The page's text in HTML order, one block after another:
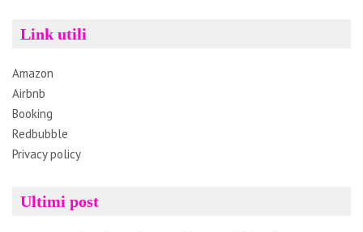
Link utili
Amazon
Airbnb
Booking
Redbubble
Privacy policy
Ultimi post